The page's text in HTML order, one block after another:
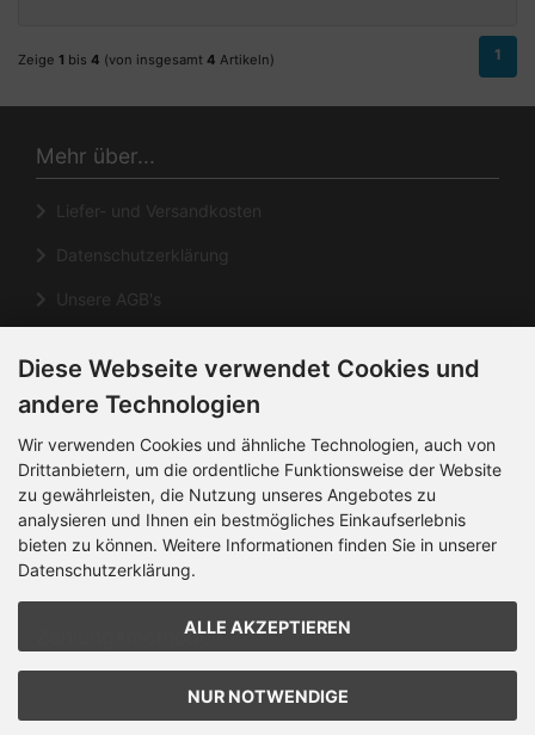
Zeige 1 bis 4 (von insgesamt 4 Artikeln) 1
Mehr über...
Liefer- und Versandkosten
Datenschutzerklärung
Unsere AGB's
Informationen
Kontakt
Sitemap
Über uns
Zahlungsmethoden
Die Box kann unter bootstrap4/boxes/box_miscellaneous.html
verändert werden. Die Sprachvariablen befinden sich in der Datei
Diese Webseite verwendet Cookies und
andere Technologien
Wir verwenden Cookies und ähnliche Technologien, auch von
Drittanbietern, um die ordentliche Funktionsweise der Website
zu gewährleisten, die Nutzung unseres Angebotes zu
analysieren und Ihnen ein bestmögliches Einkaufserlebnis
bieten zu können. Weitere Informationen finden Sie in unserer
Datenschutzerklärung.
ALLE AKZEPTIEREN
NUR NOTWENDIGE